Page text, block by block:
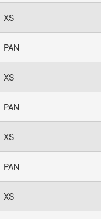
XS
PAN
XS
PAN
XS
PAN
XS